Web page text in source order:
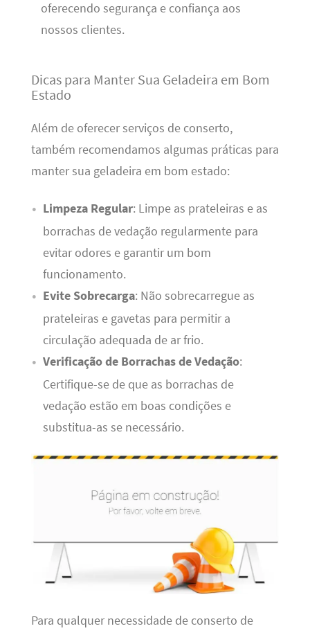
oferecendo segurança e confiança aos
nossos clientes.
Dicas para Manter Sua Geladeira em Bom
Estado
Além de oferecer serviços de conserto,
também recomendamos algumas práticas para
manter sua geladeira em bom estado:
Limpeza Regular: Limpe as prateleiras e as
borrachas de vedação regularmente para
evitar odores e garantir um bom
funcionamento.
Evite Sobrecarga: Não sobrecarregue as
prateleiras e gavetas para permitir a
circulação adequada de ar frio.
Verificação de Borrachas de Vedação:
Certifique-se de que as borrachas de
vedação estão em boas condições e
substitua-as se necessário.
Para qualquer necessidade de conserto de